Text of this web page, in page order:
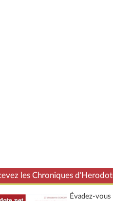
les Chroniques
Évadez-